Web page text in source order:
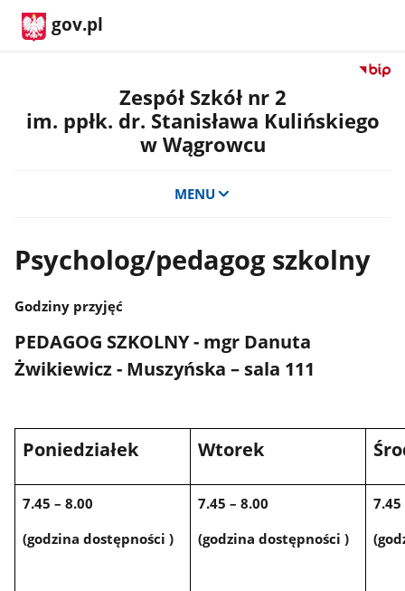
gov.pl
Przejdź
im.
ppłk.
Zespół Szkół nr 2
im. ppłk. dr. Stanisława Kulińskiego
w Wągrowcu
MENU
Psycholog/pedagog szkolny
Godziny przyjęć
PEDAGOG SZKOLNY - mgr Danuta
Żwikiewicz - Muszyńska – sala 111
Poniedziałek Wtorek
7.45 – 8.00
(godzina dostępności )
7.45 – 8.00
(godzina dostępności )
7.45